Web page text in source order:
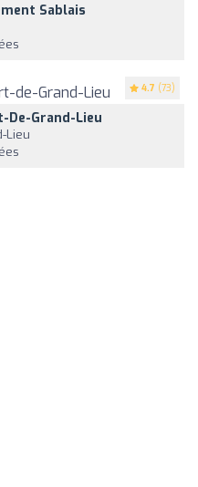
Sablais
4.7 (73)
Grand-Lieu
Lieu